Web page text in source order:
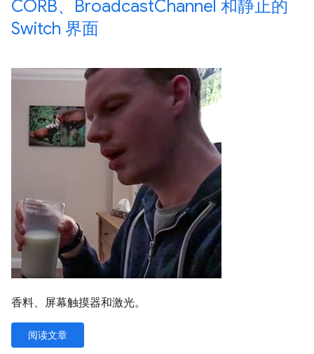
CORB、BroadcastChannel 和静止的
Switch 界面
香料、屏幕触摸器和激光。
阅读文章